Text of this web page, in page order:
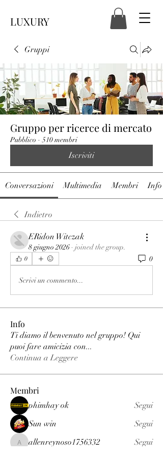
LUXURY
Gruppi
Gruppo per ricerce di mercato
Pubblico · 510 membri
Iscriviti
Conversazioni Multimedia Membri Info
Indietro
ERidon Witczak
8 giugno 2026 · joined the group.
0 0
Scrivi un commento...
Info
Ti diamo il benvenuto nel gruppo! Qui
puoi fare amicizia con...
Continua a Leggere
Membri
phimhay ok
Segui
Sun win
Segui
allenreynoso1756332
allenreynoso1756332
Segui